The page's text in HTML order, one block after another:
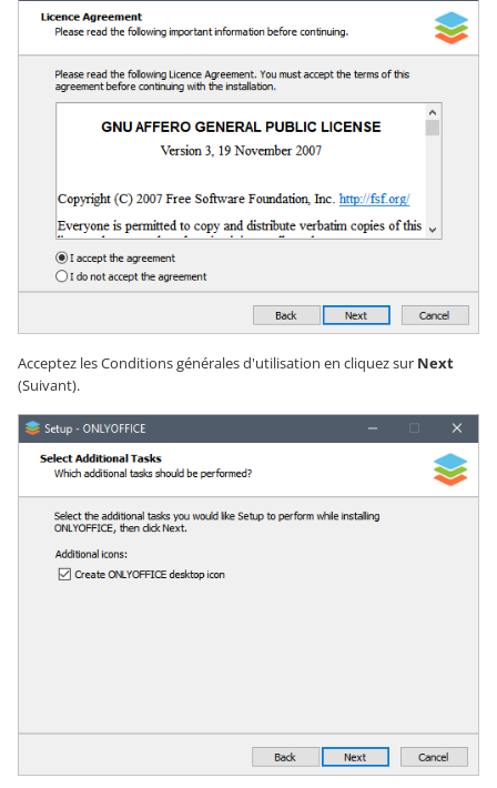
Acceptez les Conditions générales d'utilisation en cliquez sur Next
(Suivant).